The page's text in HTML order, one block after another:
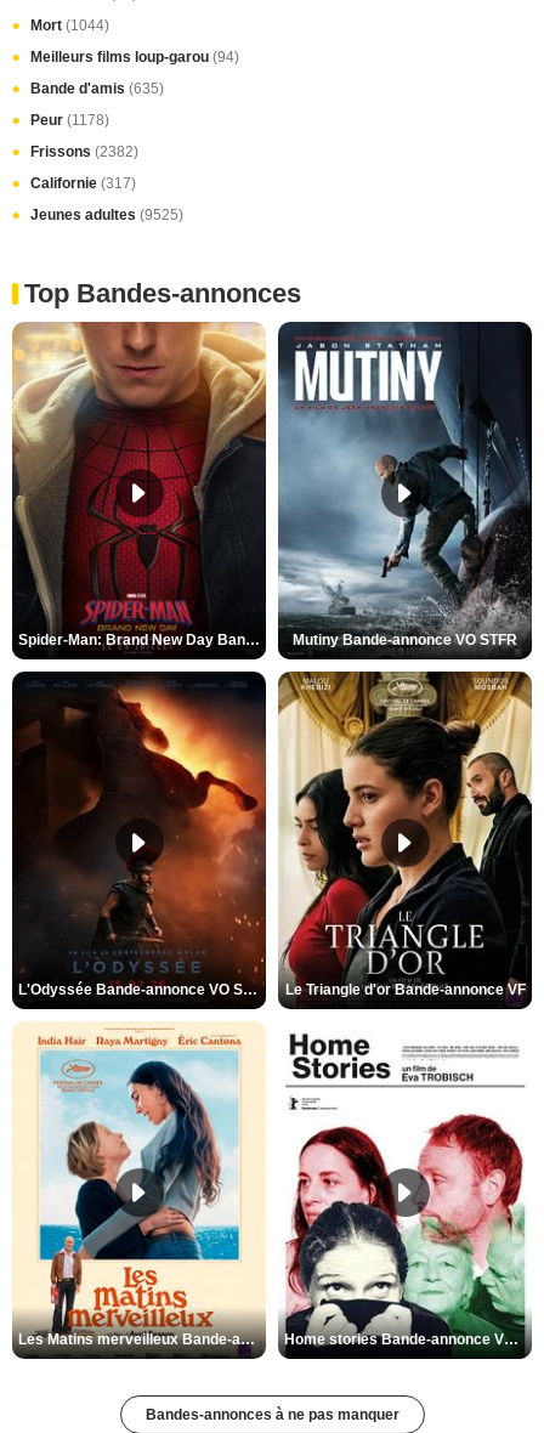
Mort (1044)
Meilleurs films loup-garou (94)
Bande d'amis (635)
Peur (1178)
Frissons (2382)
Californie (317)
Jeunes adultes (9525)
Top Bandes-annonces
Spider-Man: Brand New Day Bande-annonce VO STFR Mutiny Bande-annonce VO STFR
L'Odyssée Bande-annonce VO STFR Le Triangle d'or Bande-annonce VF
Les Matins merveilleux Bande-annonce VF Home stories Bande-annonce VO STFR
Bandes-annonces à ne pas manquer